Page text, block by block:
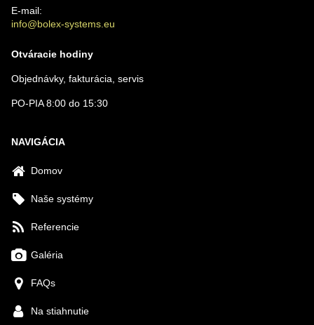
E-mail:
info@bolex-systems.eu
Otváracie hodiny
Objednávky, fakturácia, servis
PO-PIA 8:00 do 15:30
NAVIGÁCIA
Domov
Naše systémy
Referencie
Galéria
FAQs
Na stiahnutie